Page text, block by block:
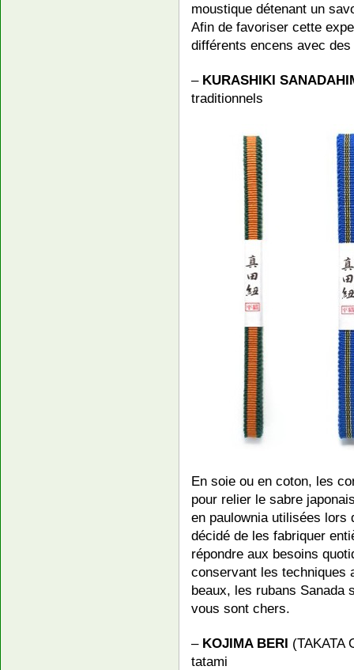
moustique détenant un
Afin de favoriser cette
différents encens avec
–KURASHIKI
traditionnels
En soie ou en coton, les
pour relier le sabre
en paulownia utilisées lors
décidé de les fabriquer
répondre aux besoins
conservant les techniques
beaux, les rubans Sanada
vous sont chers.
– KOJIMA BERI (TAKATA
tatami